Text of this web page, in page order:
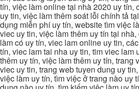
tín, việc làm online tại nhà 2020 uy tín,
uy tin, việc làm thêm soát lỗi chính tả
dụng miễn phí uy tín, website tìm việc
viec uy tin, việc làm thêm uy tín tại
làm có uy tín, viec lam online uy tin,
tín, viec lam tai nha uy tin, tim viec lam
thêm uy tín, việc làm thêm uy tín, trang
viec uy tin, trang web tuyen dung uy
việc làm uy tín, tìm việc ở trang nào uy